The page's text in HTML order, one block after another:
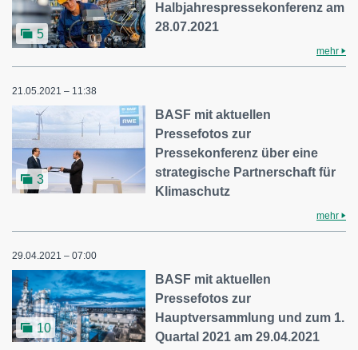
5
Halbjahrespressekonferenz am
28.07.2021
mehr
21.05.2021 – 11:38
3
BASF mit aktuellen
Pressefotos zur
Pressekonferenz über eine
strategische Partnerschaft für
Klimaschutz
mehr
29.04.2021 – 07:00
10
BASF mit aktuellen
Pressefotos zur
Hauptversammlung und zum 1.
Quartal 2021 am 29.04.2021